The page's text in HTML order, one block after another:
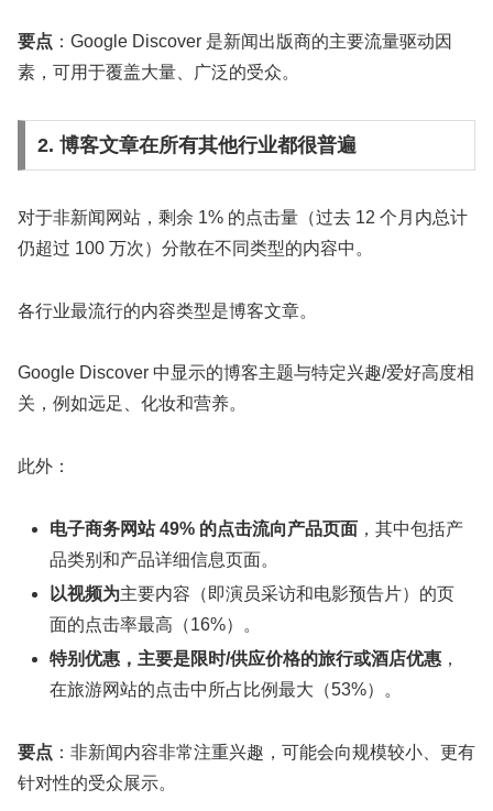
要点 ：Google Discover 是新闻出版商的主要流量驱动因
素，可用于覆盖大量、广泛的受众。
2. 博客文章在所有其他行业都很普遍
对于非新闻网站，剩余 1% 的点击量（过去 12 个月内总计
仍超过 100 万次）分散在不同类型的内容中。
各行业最流行的内容类型是博客文章。
Google Discover 中显示的博客主题与特定兴趣/爱好高度相
关，例如远足、化妆和营养。
此外：
电子商务网站 49% 的点击流向产品页面 ，其中包括产
品类别和产品详细信息页面。
以视频为主要内容（即演员采访和电影预告片）的页
面的点击率最高（16%）。
特别优惠，主要是限时/供应价格的旅行或酒店优惠 ，
在旅游网站的点击中所占比例最大（53%）。
要点 ：非新闻内容非常注重兴趣，可能会向规模较小、更有
针对性的受众展示。